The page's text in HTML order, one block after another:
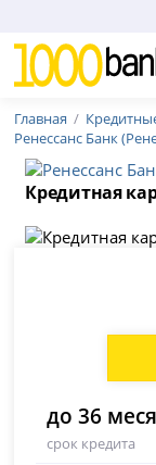
Главная
Ренессанс Банк
Кредитная
до 36
срок кредита